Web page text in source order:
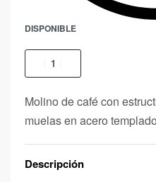
DISPONIBLE
Molino de café con
muelas en acero templado
Descripción